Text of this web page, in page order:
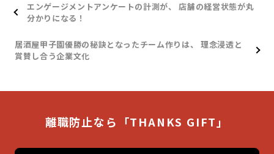
エンゲージメントアンケートの計測が、 店舗の経営状態が丸
分かりになる！
居酒屋甲子園優勝の秘訣となったチーム作りは、 理念浸透と
賞賛し合う企業文化
離職防止なら「THANKS GIFT」